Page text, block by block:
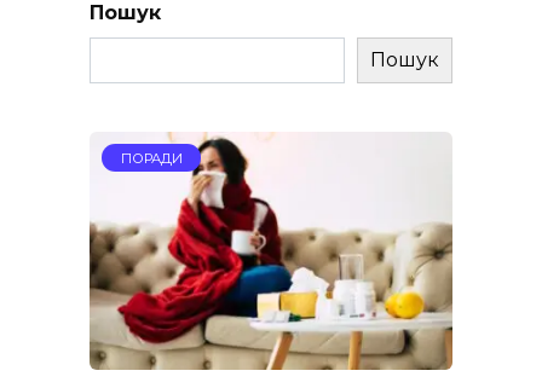
Пошук
Пошук
ПОРАДИ